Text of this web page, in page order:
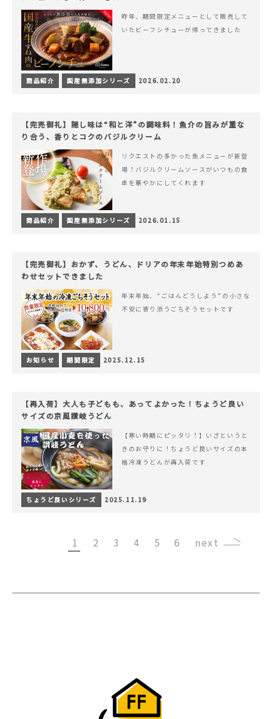
昨年、期間限定メニューとして販売して
いたビーフシチューが帰ってきました
商品紹介 国産無添加シリーズ 2026.02.20
【完売御礼】隠し味は“和と洋”の調味料！魚介の旨みが重な
り合う、香りとコクのバジルクリーム
リクエストの多かった魚メニューが新登
場！バジルクリームソースがいつもの食
卓を華やかにしてくれます
商品紹介 国産無添加シリーズ 2026.01.15
【完売御礼】おかず、うどん、ドリアの年末年始特別つめあ
わせセットできました
年末年始、“ごはんどうしよう”の小さな
不安に寄り添うごちそうセットです
お知らせ 期間限定 2025.12.15
【再入荷】大人も子どもも、あってよかった！ちょうど良い
サイズの京風讃岐うどん
【寒い時期にピッタリ！】いざというと
きのお守りに！ちょうど良いサイズの本
格冷凍うどんが再入荷です
ちょうど良いシリーズ 2025.11.19
1 2 3 4 5 6 ›